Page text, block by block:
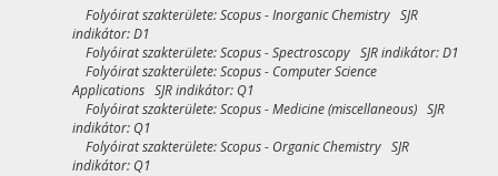
Folyóirat szakterülete: Scopus - Inorganic Chemistry SJR
indikátor: D1
Folyóirat szakterülete: Scopus - Spectroscopy SJR indikátor: D1
Folyóirat szakterülete: Scopus - Computer Science
Applications SJR indikátor: Q1
Folyóirat szakterülete: Scopus - Medicine (miscellaneous) SJR
indikátor: Q1
Folyóirat szakterülete: Scopus - Organic Chemistry SJR
indikátor: Q1